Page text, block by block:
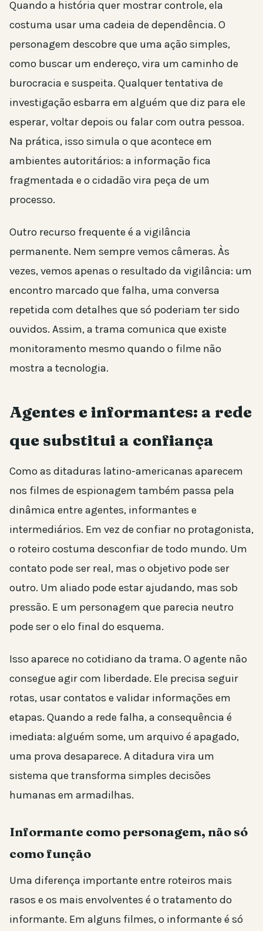
Quando a história quer mostrar controle, ela
costuma usar uma cadeia de dependência. O
personagem descobre que uma ação simples,
como buscar um endereço, vira um caminho de
burocracia e suspeita. Qualquer tentativa de
investigação esbarra em alguém que diz para ele
esperar, voltar depois ou falar com outra pessoa.
Na prática, isso simula o que acontece em
ambientes autoritários: a informação fica
fragmentada e o cidadão vira peça de um
processo.
Outro recurso frequente é a vigilância
permanente. Nem sempre vemos câmeras. Às
vezes, vemos apenas o resultado da vigilância: um
encontro marcado que falha, uma conversa
repetida com detalhes que só poderiam ter sido
ouvidos. Assim, a trama comunica que existe
monitoramento mesmo quando o filme não
mostra a tecnologia.
Agentes e informantes: a rede
que substitui a confiança
Como as ditaduras latino-americanas aparecem
nos filmes de espionagem também passa pela
dinâmica entre agentes, informantes e
intermediários. Em vez de confiar no protagonista,
o roteiro costuma desconfiar de todo mundo. Um
contato pode ser real, mas o objetivo pode ser
outro. Um aliado pode estar ajudando, mas sob
pressão. E um personagem que parecia neutro
pode ser o elo final do esquema.
Isso aparece no cotidiano da trama. O agente não
consegue agir com liberdade. Ele precisa seguir
rotas, usar contatos e validar informações em
etapas. Quando a rede falha, a consequência é
imediata: alguém some, um arquivo é apagado,
uma prova desaparece. A ditadura vira um
sistema que transforma simples decisões
humanas em armadilhas.
Informante como personagem, não só
como função
Uma diferença importante entre roteiros mais
rasos e os mais envolventes é o tratamento do
informante. Em alguns filmes, o informante é só